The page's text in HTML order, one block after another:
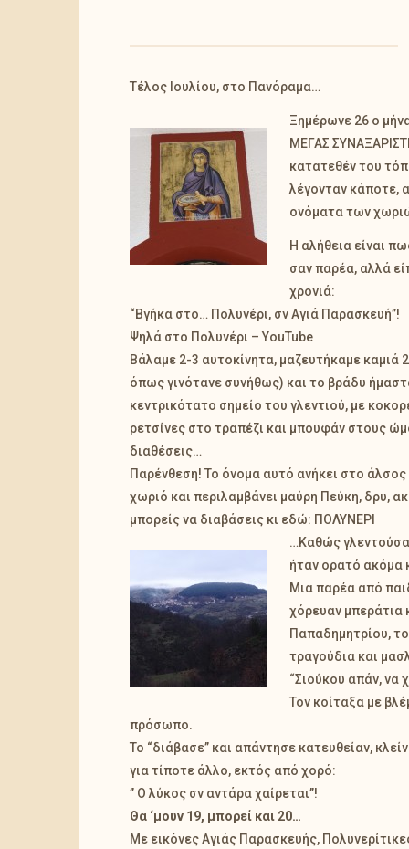
Τέλος Ιουλίου, στο Πανόραμα…
Ξημέρωνε 26 ο
ΜΕΓΑΣ
κατατεθέν του
λέγονταν κάποτε,
ονόματα των
Η αλήθεια είναι
σαν παρέα, αλλά
χρονιά:
“Βγήκα στο… Πολυνέρι, σν Αγιά Παρασκευή”!
Ψηλά στο Πολυνέρι – YouTube
Βάλαμε 2-3 αυτοκίνητα, μαζευτήκαμε καμιά
όπως γινότανε συνήθως) και το βράδυ
κεντρικότατο σημείο του γλεντιού, με
ρετσίνες στο τραπέζι και μπουφάν στους
διαθέσεις…
Παρένθεση! Το όνομα αυτό ανήκει στο
χωριό και περιλαμβάνει μαύρη Πεύκη, δρυ,
μπορείς να διαβάσεις κι εδώ: ΠΟΛΥΝΕΡΙ
…Καθώς
ήταν ορατό ακόμα
Μια παρέα από
χόρευαν μπεράτια
Παπαδημητρίου,
τραγούδια και
“Σιούκου απάν, να
Τον κοίταξα με
πρόσωπο.
Το “διάβασε” και απάντησε κατευθείαν,
για τίποτε άλλο, εκτός από χορό:
” Ο λύκος σν αντάρα χαίρεται”!
Θα ‘μουν 19, μπορεί και 20…
Με εικόνες Αγιάς Παρασκευής,